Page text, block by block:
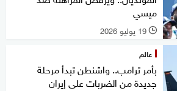
ميسي
l 19 يوليو 2026
عالم
بأمر ترامب.. واشنطن تبدأ مرحلة
جديدة من الضربات على إيران